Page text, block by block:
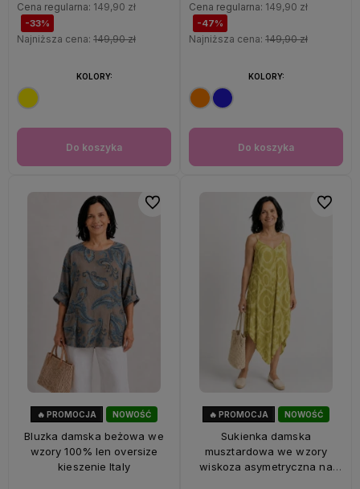
Cena regularna: 149,90 zł
-33%
Najniższa cena: 149,90 zł
Do koszyka
KOLORY:
Cena regularna: 149,90 zł
-47%
Najniższa cena: 149,90 zł
Do koszyka
KOLORY:
NOWOŚĆ
OKAZJA
🔥 PROMOCJA
Bluzka damska beżowa we
wzory 100% len oversize
kieszenie Italy
Do ulubionych
NOWOŚĆ
🔥 PROMOCJA
Sukienka damska
musztardowa we wzory
wiskoza asymetryczna na
Do